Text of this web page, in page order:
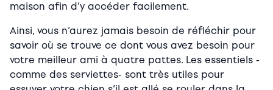
maison afin d’y accéder facilement.
Ainsi, vous n’aurez jamais besoin de réfléchir pour
savoir où se trouve ce dont vous avez besoin pour
votre meilleur ami à quatre pattes. Les essentiels -
comme des serviettes- sont très utiles pour